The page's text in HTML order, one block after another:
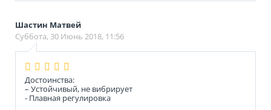
Шастин Матвей
Суббота, 30 Июнь 2018, 11:56
Достоинства:
– Устойчивый, не вибрирует
- Плавная регулировка